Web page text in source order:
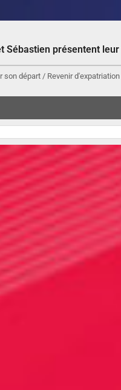
Sébastien présentent
son départ / Revenir d'expatriation